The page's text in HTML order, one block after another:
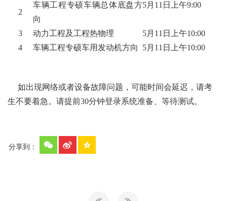
2
车辆工程专硕车辆总体底盘方
向
5月1 1 日 上午9:00
3 动力工程及工程热物理 5月1 1 日
上午10:00
4
车辆工程专硕车用发动机方向 5月1 1 日 上午10:00
如出现网络或者设备故障问题，可能时间会延迟，请考
生不要着急。请提前30分钟登录系统准备、等待测试。
分享到：